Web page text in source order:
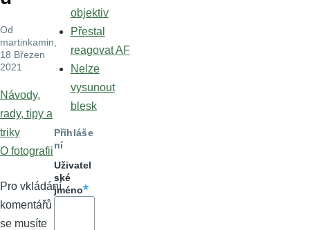
Od
martinkamin
18 Březen
2021
Návody,
rady, tipy a
triky
O fotografii
Pro vkládání
komentářů
se musíte
objektiv
Přestal
reagovat AF
Nelze
vysunout
blesk
Přihláše
ní
Uživatel
ské
jméno